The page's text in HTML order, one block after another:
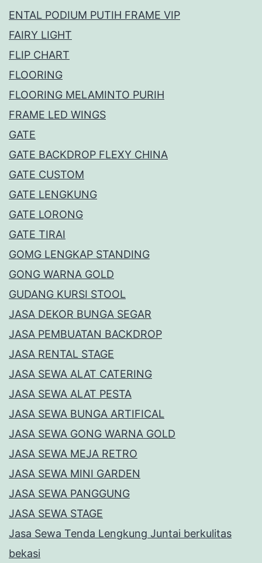
ENTAL PODIUM PUTIH FRAME VIP
FAIRY LIGHT
FLIP CHART
FLOORING
FLOORING MELAMINTO PURIH
FRAME LED WINGS
GATE
GATE BACKDROP FLEXY CHINA
GATE CUSTOM
GATE LENGKUNG
GATE LORONG
GATE TIRAI
GOMG LENGKAP STANDING
GONG WARNA GOLD
GUDANG KURSI STOOL
JASA DEKOR BUNGA SEGAR
JASA PEMBUATAN BACKDROP
JASA RENTAL STAGE
JASA SEWA ALAT CATERING
JASA SEWA ALAT PESTA
JASA SEWA BUNGA ARTIFICAL
JASA SEWA GONG WARNA GOLD
JASA SEWA MEJA RETRO
JASA SEWA MINI GARDEN
JASA SEWA PANGGUNG
JASA SEWA STAGE
Jasa Sewa Tenda Lengkung Juntai berkulitas
bekasi